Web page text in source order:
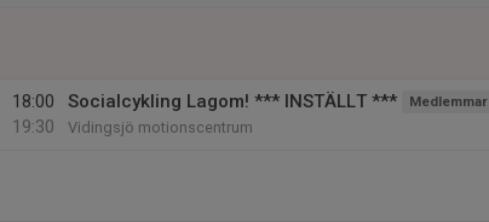
18:00
19:30
Socialcykling Lagom! *** INSTÄLLT *** Medlemmar
Vidingsjö motionscentrum